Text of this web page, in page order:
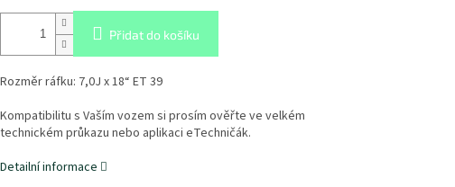
Přidat do košíku
Rozměr ráfku: 7,0J x 18“ ET 39
Kompatibilitu s Vaším vozem si prosím ověřte ve velkém
technickém průkazu nebo aplikaci eTechničák.
Detailní informace